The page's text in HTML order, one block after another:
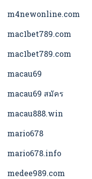
m4newonline.com
mac1bet789.com
mac1bet789.com
macau69
macau69 สมัคร
macau888.win
mario678
mario678.info
medee989.com